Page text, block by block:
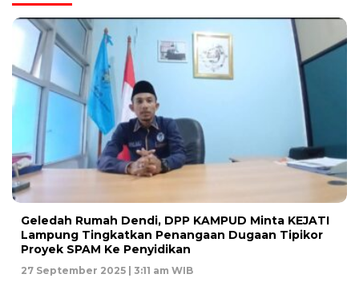
Geledah Rumah Dendi, DPP KAMPUD Minta KEJATI
Lampung Tingkatkan Penangaan Dugaan Tipikor
Proyek SPAM Ke Penyidikan
27 September 2025 | 3:11 am WIB